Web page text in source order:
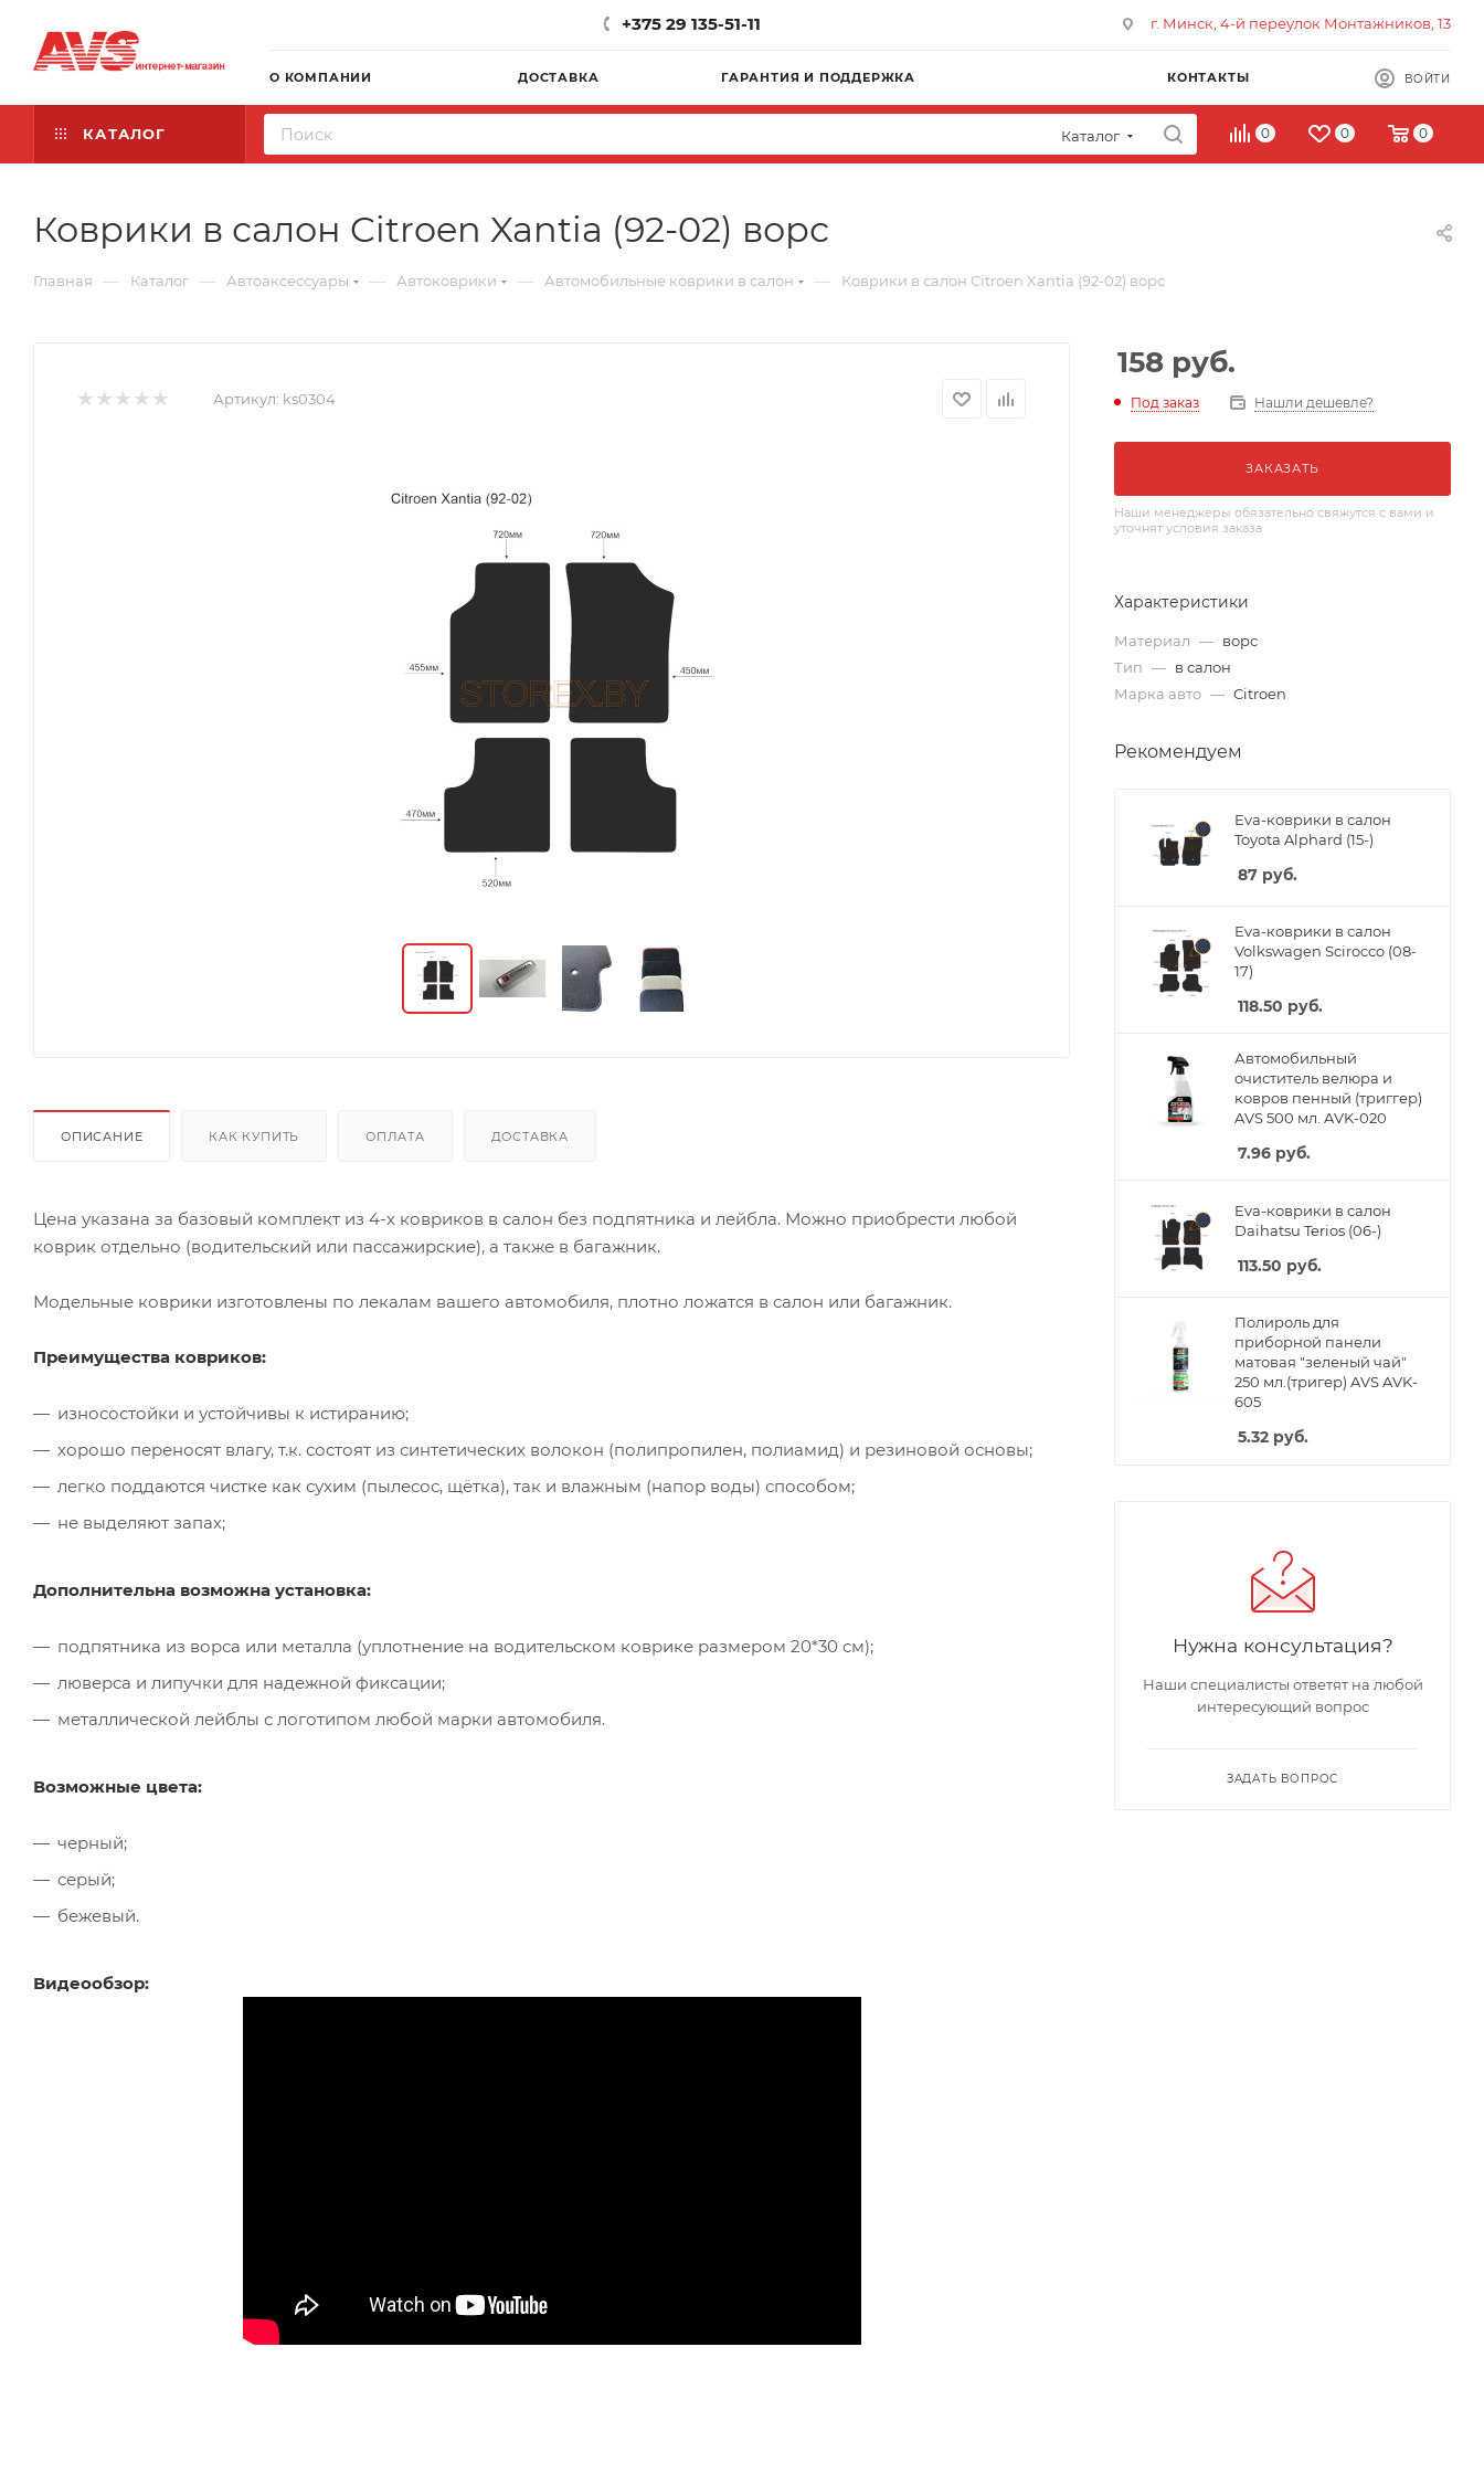
+375 29 135-51-11 г. Минск, 4-й переулок Монтажников, 13
О КОМПАНИИ ДОСТАВКА ГАРАНТИЯ И ПОДДЕРЖКА КОНТАКТЫ ВОЙТИ
КАТАЛОГ Каталог 0 0 0
Коврики в салон Citroen Xantia (92-02) ворс
Главная — Каталог — Автоаксессуары — Автоковрики — Автомобильные коврики в салон — Коврики в салон Citroen Xantia (92-02) ворс
Артикул: ks0304
ОПИСАНИЕ КАК КУПИТЬ ОПЛАТА ДОСТАВКА
Цена указана за базовый комплект из 4-х ковриков в салон без подпятника и лейбла. Можно приобрести любой
коврик отдельно (водительский или пассажирские), а также в багажник.
Модельные коврики изготовлены по лекалам вашего автомобиля, плотно ложатся в салон или багажник.
Преимущества ковриков:
износостойки и устойчивы к истиранию;
хорошо переносят влагу, т.к. состоят из синтетических волокон (полипропилен, полиамид) и резиновой основы;
легко поддаются чистке как сухим (пылесос, щётка), так и влажным (напор воды) способом;
не выделяют запах;
Дополнительна возможна установка:
подпятника из ворса или металла (уплотнение на водительском коврике размером 20*30 см);
люверса и липучки для надежной фиксации;
металлической лейблы с логотипом любой марки автомобиля.
Возможные цвета:
черный;
серый;
бежевый.
Видеообзор:
158 руб.
Под заказ Нашли дешевле?
ЗАКАЗАТЬ
Наши менеджеры обязательно свяжутся с вами и
уточнят условия заказа
Характеристики
Материал — ворс
Тип — в салон
Марка авто — Citroen
Рекомендуем
Eva-коврики в салон
Toyota Alphard (15-)
87 руб.
Eva-коврики в салон
Volkswagen Scirocco (08-
17)
118.50 руб.
Автомобильный
очиститель велюра и
ковров пенный (триггер)
AVS 500 мл. AVK-020
7.96 руб.
Eva-коврики в салон
Daihatsu Terios (06-)
113.50 руб.
Полироль для
приборной панели
матовая "зеленый чай"
250 мл.(тригер) AVS AVK-
605
5.32 руб.
Нужна консультация?
Наши специалисты ответят на любой
интересующий вопрос
ЗАДАТЬ ВОПРОС